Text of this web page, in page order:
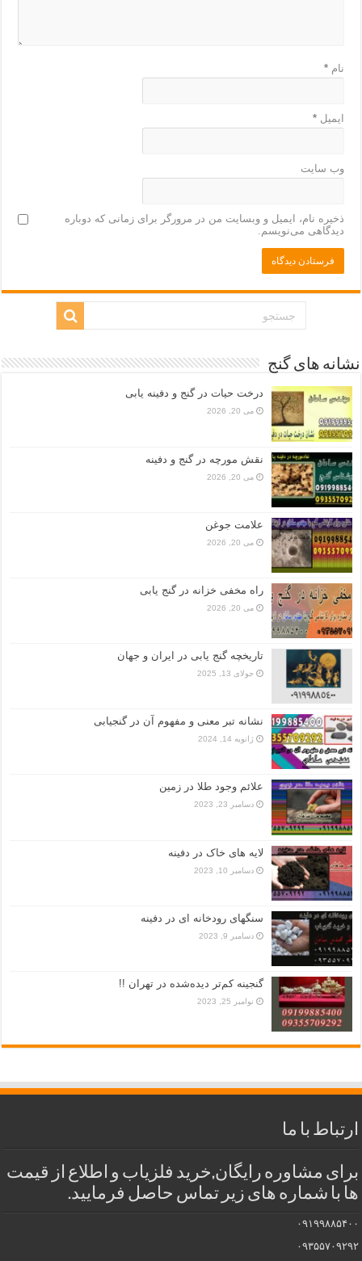
نام*
ایمیل*
وب‌ سایت
ذخیره نام، ایمیل و وبسایت من در مرورگر برای زمانی که دوباره
دیدگاهی می‌نویسم.
نشانه های گنج
درخت حیات در گنج و دفینه یابی
می 20, 2026
نقش مورچه در گنج و دفینه
می 20, 2026
علامت جوغن
می 20, 2026
راه مخفی خزانه در گنج یابی
می 20, 2026
تاریخچه گنج‌ یابی در ایران و جهان
جولای 13, 2025
نشانه تبر معنی و مفهوم آن در گنجیابی
ژانویه 14, 2024
علائم وجود طلا در زمین
دسامبر 23, 2023
لایه های خاک در دفینه
دسامبر 10, 2023
سنگهای رودخانه ای در دفینه
دسامبر 9, 2023
گنجینه کم‌تر دیده‌شده در تهران !!
نوامبر 25, 2023
ارتباط با ما
برای مشاوره رایگان,خرید فلزیاب و اطلاع از قیمت
ها با شماره های زیر تماس حاصل فرمایید.
۰۹۱۹۹۸۸۵۴۰۰
۰۹۳۵۵۷۰۹۲۹۲